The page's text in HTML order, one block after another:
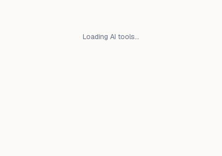
Loading AI tools…